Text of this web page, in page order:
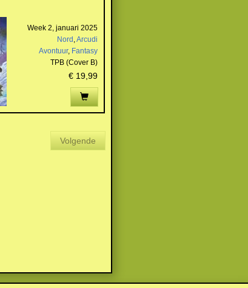
Week 2, januari 2025
Nord ,Arcudi
Avontuur, Fantasy
TPB (Cover B)
€ 19,99
Volgende